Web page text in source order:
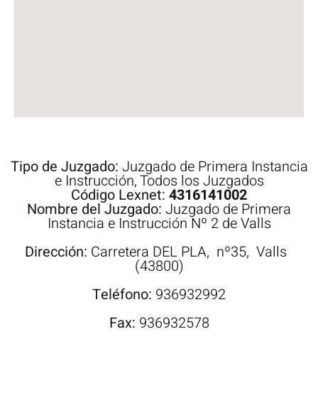
Tipo de Juzgado: Juzgado de Primera Instancia
e Instrucción,Todos los Juzgados
Código Lexnet: 4316141002
Nombre del Juzgado: Juzgado de Primera
Instancia e Instrucción Nº 2 de Valls
Dirección: Carretera DEL PLA, nº35, Valls
(43800)
Teléfono: 936932992
Fax: 936932578